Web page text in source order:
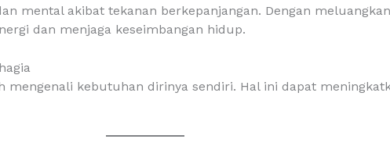
mental akibat tekanan berkepanjangan. Dengan
dan menjaga keseimbangan hidup.
mengenali kebutuhan dirinya sendiri. Hal ini dapat